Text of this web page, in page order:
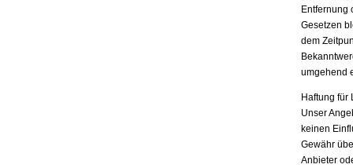
Entfernung
Gesetzen
dem
umgehend
Haftung für
Unser
keinen
Gewähr
Anbieter